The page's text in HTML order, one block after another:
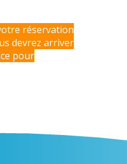
réservation
devrez arriver
pour